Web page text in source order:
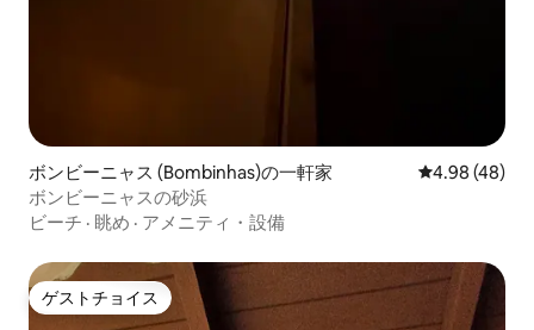
ボンビーニャス (Bombinhas)の一軒家 レビュー48
4.98 (48)
ボンビーニャスの砂浜
ビーチ · 眺め · アメニティ・設備
ゲストチョイス
ゲストチョイス